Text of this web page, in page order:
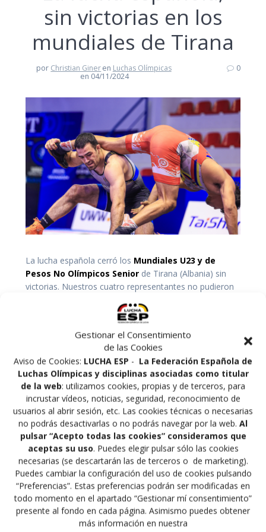
Gestionar el Consentimiento
de las Cookies
Aviso de Cookies: LUCHA ESP - La Federación Española de
Luchas Olímpicas y disciplinas asociadas como titular
de la web: utilizamos cookies, propias y de terceros, para
incrustar vídeos, noticias, seguridad, reconocimiento de
usuarios al abrir sesión, etc. Las cookies técnicas o necesarias
no podrás desactivarlas o no podrás navegar por la web. Al
pulsar “Acepto todas las cookies” consideramos que
aceptas su uso. Puedes elegir pulsar sólo las cookies
necesarias (se descartarán las de terceros o de marketing).
Puedes cambiar la configuración del uso de cookies pulsando
“Preferencias”. Estas preferencias podrán ser modificadas en
todo momento en el apartado “Gestionar mí consentimiento”
presente al fondo en cada página. Asimismo puedes obtener
más información en nuestra
sin victorias en los
mundiales de Tirana
por Christian Gineren Luchas Olímpicas
en 04/11/2024
0
La lucha española cerró los Mundiales U23 y de
Pesos No Olímpicos Senior de Tirana (Albania) sin
victorias. Nuestros cuatro representantes no pudieron
días darán por cerrada la temporada.
Junior Benítez (72KG), único participante en
greco, cayó vía superioridad ante el croata Ivancic (8-0)
en octavos. Sus compañeros
Gabriel Iglesias (86KG)
y Sultan Kopbayev (92KG), ambos en la modalidad de
libre, tampoco tuvieron mejor suerte: el madrileño no
pudo superar a los puntos al venezolano Torreyes (5-1)
y el murciano no tuvo opciones ante el turco Altunbas
(10-0).
Ya en senior Vicky Báez , última baza, estuvo cerca de
poner la primera para la delegación. La madrileña le
compitió de tú a túa la búlgara Nikolova, medallista
olímpica, y llegó a ponerse por delante en el marcador.
Sin embargo, tras el descanso, su rival consiguió
zancadillearle para darle la vuelta al combate y, en